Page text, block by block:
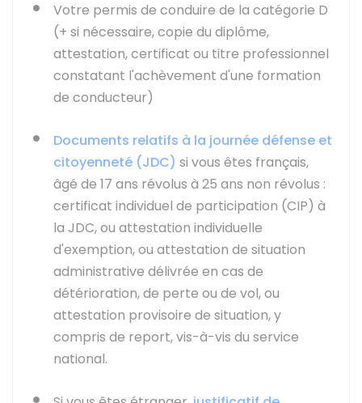
Votre permis de conduire de la catégorie D
(+ si nécessaire, copie du diplôme,
attestation, certificat ou titre professionnel
constatant l'achèvement d'une formation
de conducteur)
Documents relatifs à la journée défense et
citoyenneté (JDC) si vous êtes français,
âgé de 17 ans révolus à 25 ans non révolus :
certificat individuel de participation (CIP) à
la JDC, ou attestation individuelle
d'exemption, ou attestation de situation
administrative délivrée en cas de
détérioration, de perte ou de vol, ou
attestation provisoire de situation, y
compris de report, vis-à-vis du service
national.